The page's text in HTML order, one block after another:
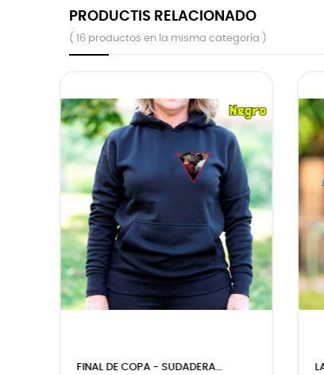
PRODUCTIS RELACIONADO
( 16 productos en la misma categoría )
DURO DE MATAR - SUDADERA...